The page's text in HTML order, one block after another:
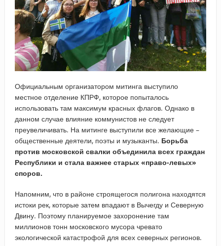
Официальным организатором митинга выступило
местное отделение КПРФ, которое попыталось
использовать там максимум красных флагов. Однако в
данном случае влияние коммунистов не следует
преувеличивать. На митинге выступили все желающие –
общественные деятели, поэты и музыканты. Борьба
против московской свалки объединила всех граждан
Республики и стала важнее старых «право-левых»
споров.
Напомним, что в районе строящегося полигона находятся
истоки рек, которые затем впадают в Вычегду и Северную
Двину. Поэтому планируемое захоронение там
миллионов тонн московского мусора чревато
экологической катастрофой для всех северных регионов.